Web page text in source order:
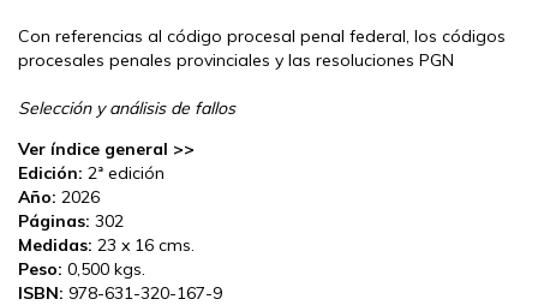
Con referencias al código procesal penal federal, los códigos
procesales penales provinciales y las resoluciones PGN
Selección y análisis de fallos
Ver índice general >>
Edición: 2ª edición
Año: 2026
Páginas: 302
Medidas: 23 x 16 cms.
Peso: 0,500 kgs.
ISBN: 978-631-320-167-9